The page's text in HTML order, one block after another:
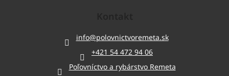
info@polovnictvoremeta.sk
+421 54 472 94 06
Poľovníctvo a rybárstvo Remeta